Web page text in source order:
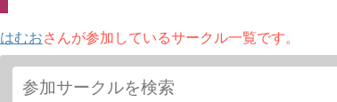
はむおさんが参加しているサークル一覧です。